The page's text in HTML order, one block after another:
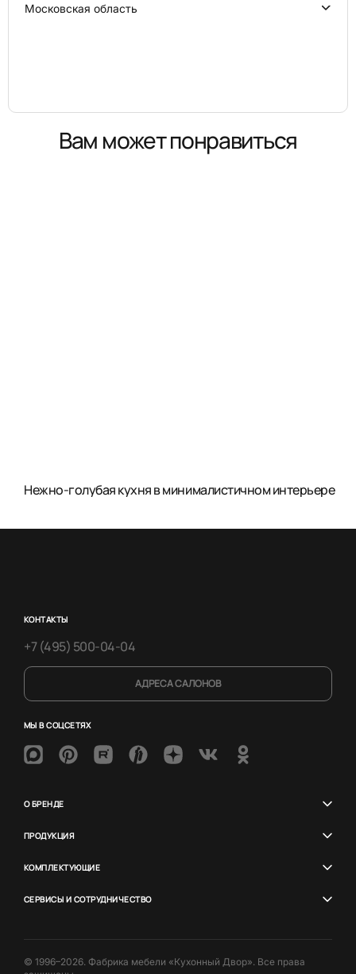
Московская область
Вам может понравиться
Нежно-голубая кухня в минималистичном интерьере
КОНТАКТЫ
+7 (495) 500-04-04
АДРЕСА САЛОНОВ
МЫ В СОЦСЕТЯХ
О БРЕНДЕ
ПРОДУКЦИЯ
КОМПЛЕКТУЮЩИЕ
СЕРВИСЫ И СОТРУДНИЧЕСТВО
© 1996–2026. Фабрика мебели «Кухонный Двор». Все права